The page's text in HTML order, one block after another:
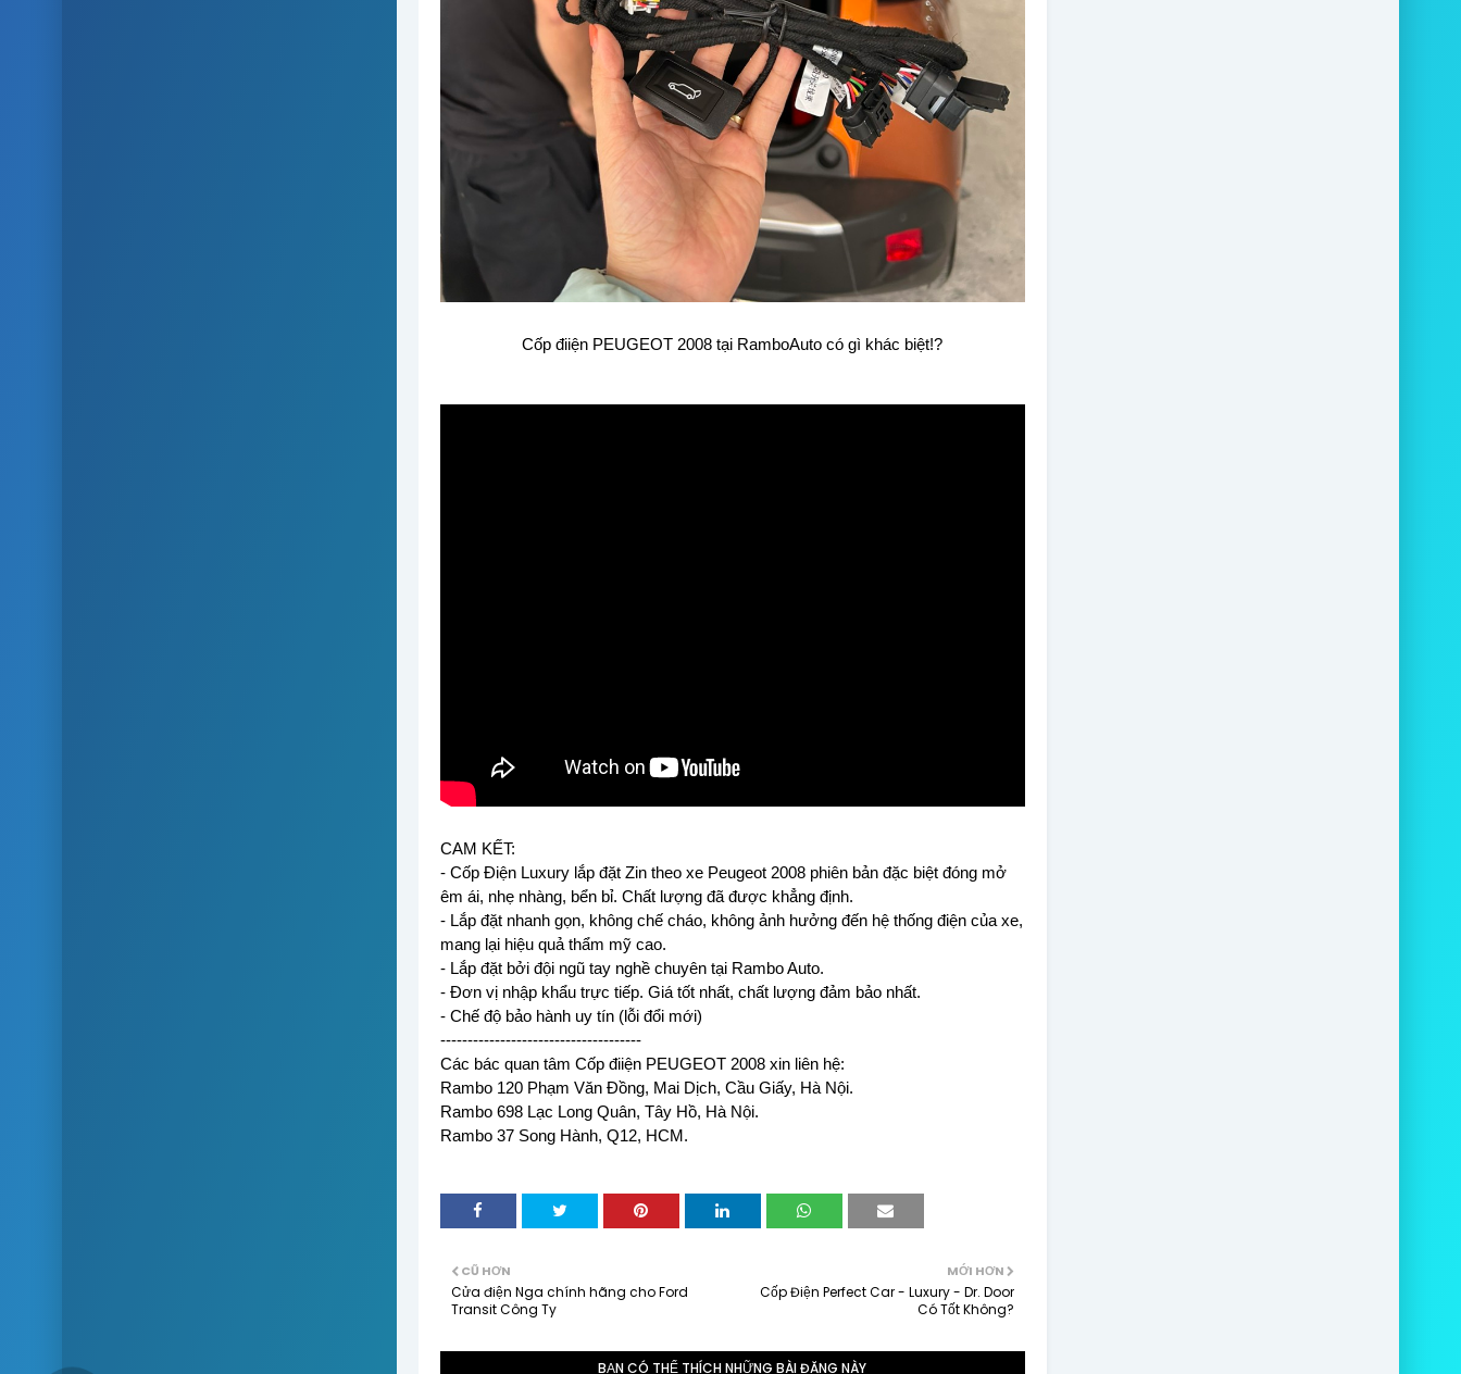
Cốp điiện PEUGEOT 2008 tại RamboAuto có gì khác biệt!?
CAM KẾT:
- Cốp Điện Luxury lắp đặt Zin theo xe Peugeot 2008 phiên bản đặc biệt đóng mở
êm ái, nhẹ nhàng, bển bỉ. Chất lượng đã được khẳng định.
- Lắp đặt nhanh gọn, không chế cháo, không ảnh hưởng đến hệ thống điện của xe,
mang lại hiệu quả thẩm mỹ cao.
- Lắp đặt bởi đội ngũ tay nghề chuyên tại Rambo Auto.
- Đơn vị nhập khẩu trực tiếp. Giá tốt nhất, chất lượng đảm bảo nhất.
- Chế độ bảo hành uy tín (lỗi đổi mới)
-------------------------------------
Các bác quan tâm Cốp điiện PEUGEOT 2008 xin liên hệ:
Rambo 120 Phạm Văn Đồng, Mai Dịch, Cầu Giấy, Hà Nội.
Rambo 698 Lạc Long Quân, Tây Hồ, Hà Nội.
Rambo 37 Song Hành, Q12, HCM.
MỚI HƠN
Cốp Điện Perfect Car - Luxury - Dr. Door
Có Tốt Không?
CŨ HƠN
Cửa điện Nga chính hãng cho Ford
Transit Công Ty
BẠN CÓ THỂ THÍCH NHỮNG BÀI ĐĂNG NÀY